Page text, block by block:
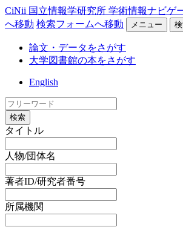
CiNii 国立情報学研究所 学術情報ナビゲ
へ移動 検索フォームへ移動 メニュー
論文・データをさがす
大学図書館の本をさがす
English
検索
タイトル
人物/団体名
著者ID/研究者番号
所属機関